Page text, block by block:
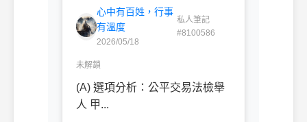
心中有百姓，行事
有溫度
2026/05/18
私人筆記
#8100586
未解鎖
(A) 選項分析：公平交易法檢舉
人 甲...